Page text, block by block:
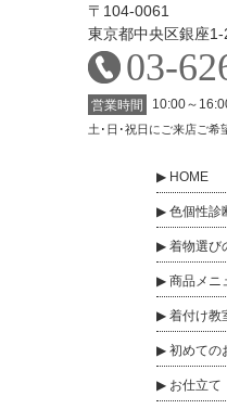
〒104-0061
東京都中央区銀座
03-
営業時間 10:00～
土･日･祝日にご来店ご希
HOME
色個性診
着物選び
商品メニ
着付け教
初めての
お仕立て